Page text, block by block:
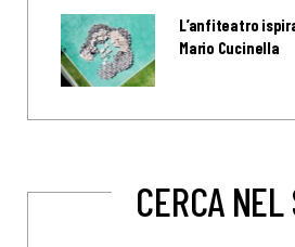
L’anfiteatro
Mario Cucinella
CERCA NEL